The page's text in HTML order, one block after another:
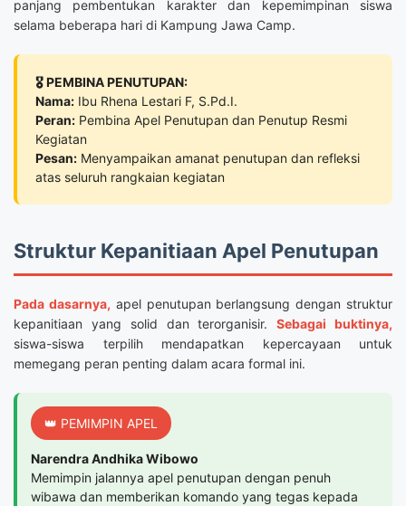
panjang pembentukan karakter dan kepemimpinan siswa
selama beberapa hari di Kampung Jawa Camp.
🎖️ PEMBINA PENUTUPAN:
Nama: Ibu Rhena Lestari F, S.Pd.I.
Peran: Pembina Apel Penutupan dan Penutup Resmi
Kegiatan
Pesan: Menyampaikan amanat penutupan dan refleksi
atas seluruh rangkaian kegiatan
Struktur Kepanitiaan Apel Penutupan
Pada dasarnya, apel penutupan berlangsung dengan struktur
kepanitiaan yang solid dan terorganisir.Sebagai buktinya,
siswa-siswa terpilih mendapatkan kepercayaan untuk
memegang peran penting dalam acara formal ini.
👑 PEMIMPIN APEL
Narendra Andhika Wibowo
Memimpin jalannya apel penutupan dengan penuh
wibawa dan memberikan komando yang tegas kepada